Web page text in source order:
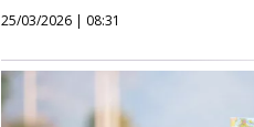
25/03/2026 | 08:31